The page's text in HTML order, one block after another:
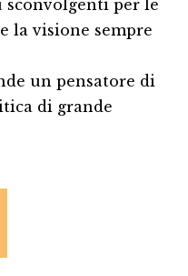
per le
la visione sempre
un pensatore di
di grande